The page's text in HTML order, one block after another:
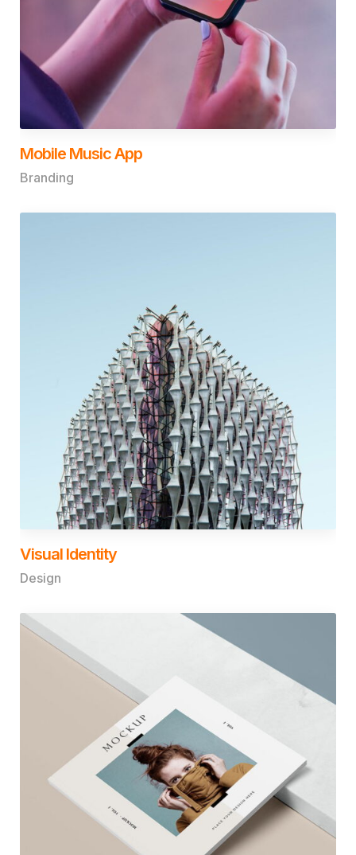
Mobile Music App
Branding
Visual Identity
Design